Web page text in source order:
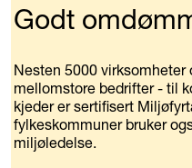
Godt
Nesten 5000
mellomstore bedrifter - til
kjeder er sertifisert
fylkeskommuner bruker
miljøledelse.